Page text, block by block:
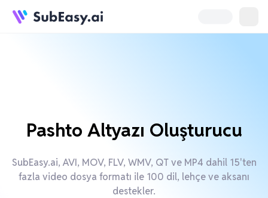
Pashto Altyazı Oluşturucu
SubEasy.ai, AVI, MOV, FLV, WMV, QT ve MP4 dahil 15'ten
fazla video dosya formatı ile 100 dil, lehçe ve aksanı
destekler.